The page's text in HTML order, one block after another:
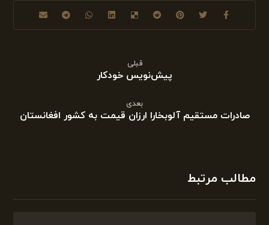
قبلی
پیش‌نویس خودکار
بعدی
صادرات مستقیم آلوبخارا ارزان قیمت به کشور افغانستان
مطالب مرتبط